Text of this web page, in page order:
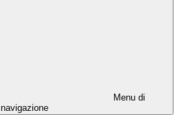
Menu di
navigazione